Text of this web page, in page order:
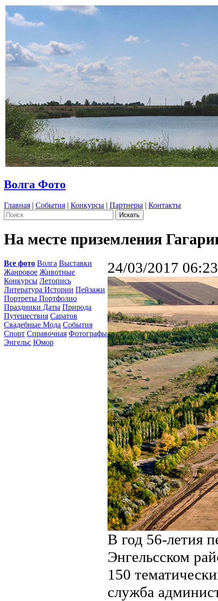
Волга Фото
Главная | События | Конкурсы | Партнеры | Контакты
На месте приземления
Все фото Волга Выставки
Жанровое Животные
Конкурсы Летопись
Литература Истории Пейзажи
Портреты Портфолио
Праздники Даты Природа
Путешествия Саратов
Свадебные Мода События
Спорт Справочная Фотографы
Энгельс Юмор
24/03/2017 06:23
В год 56-летия
Энгельсском
150
служба